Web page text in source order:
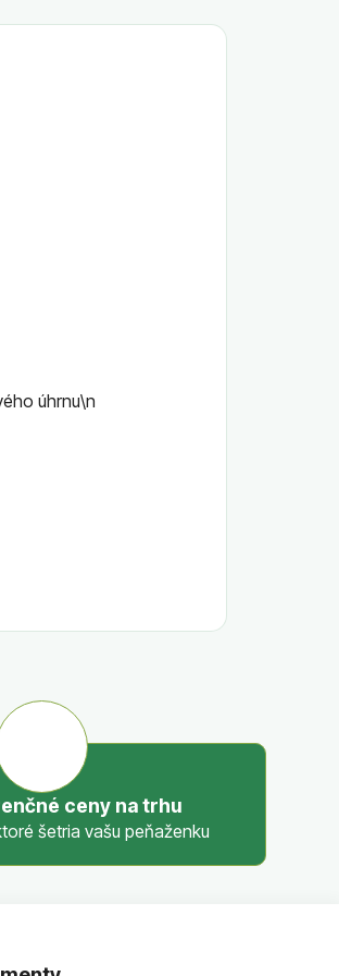
úhrnu\n
ceny na trhu
šetria vašu peňaženku